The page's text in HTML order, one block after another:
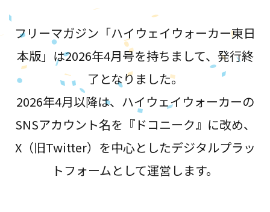
フリーマガジン「ハイウェイウォーカー東日
本版」は2026年4月号を持ちまして、発行終
了となりました。
2026年4月以降は、ハイウェイウォーカーの
SNSアカウント名を『ドコニーク』に改め、
X（旧Twitter）を中心としたデジタルプラッ
トフォームとして運営します。